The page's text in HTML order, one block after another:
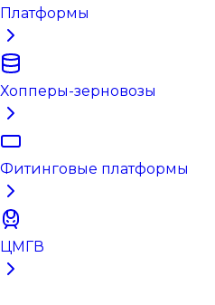
Платформы
Хопперы-зерновозы
Фитинговые платформы
ЦМГВ